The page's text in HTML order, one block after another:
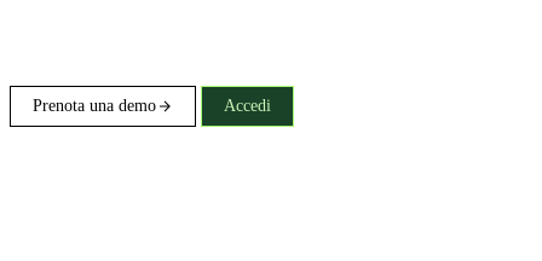
Prenota una demo Accedi